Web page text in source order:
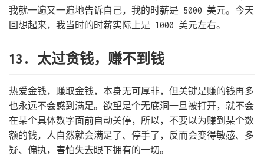
我就一遍又一遍地告诉自己，我的时薪是 5000 美元。今天
回想起来，我当时的时薪实际上是 1000 美元左右。
13. 太过贪钱，赚不到钱
热爱金钱，赚取金钱，本身无可厚非，但关键是赚的钱再多
也永远不会感到满足。欲望是个无底洞一旦被打开，就不会
在某个具体数字面前自动关停，所以，不要以为赚到某个数
额的钱，人自然就会满足了、停手了，反而会变得敏感、多
疑、偏执，害怕失去眼下拥有的一切。